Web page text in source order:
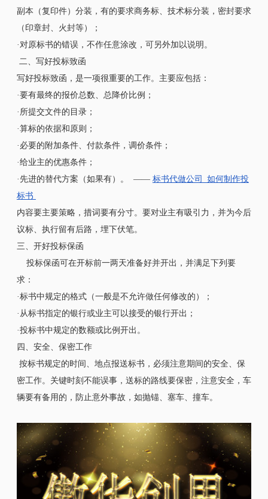
副本（复印件）分装，有的要求商务标、技术标分装，密封要求
（印章封、火封等）；
·对原标书的错误，不作任意涂改，可另外加以说明。
二、写好投标致函
写好投标致函，是一项很重要的工作。主要应包括：
·要有最终的报价总数、总降价比例；
·所提交文件的目录；
·算标的依据和原则；
·必要的附加条件、付款条件，调价条件；
·给业主的优惠条件；
·先进的替代方案（如果有）。 —— 标书代做公司_如何制作投
标书
内容要主要策略，措词要有分寸。要对业主有吸引力，并为今后
议标、执行留有后路，埋下伏笔。
三、开好投标保函
投标保函可在开标前一两天准备好并开出，并满足下列要
求：
·标书中规定的格式（一般是不允许做任何修改的）；
·从标书指定的银行或业主可以接受的银行开出；
·投标书中规定的数额或比例开出。
四、安全、保密工作
按标书规定的时间、地点报送标书，必须注意期间的安全、保
密工作。关键时刻不能误事，送标的路线要保密，注意安全，车
辆要有备用的，防止意外事故，如抛锚、塞车、撞车。